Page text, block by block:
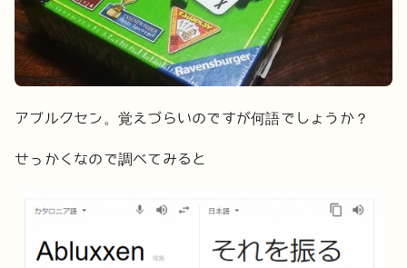
アブルクセン。覚えづらいのですが何語でしょうか？
せっかくなので調べてみると